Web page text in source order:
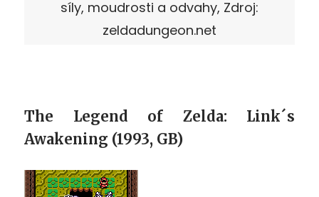
síly, moudrosti a odvahy, Zdroj:
zeldadungeon.net
The Legend of Zelda: Link´s
Awakening (1993, GB)